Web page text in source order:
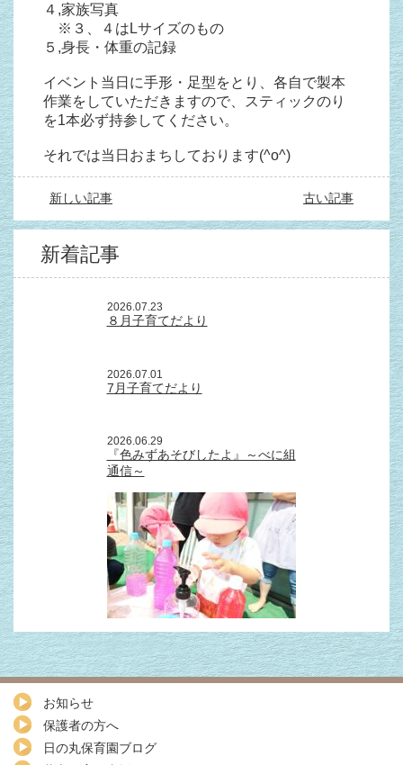
４,家族写真
※３、４はLサイズのもの
５,身長・体重の記録
イベント当日に手形・足型をとり、各自で製本
作業をしていただきますので、スティックのり
を1本必ず持参してください。
それでは当日おまちしております(^o^)
新しい記事 古い記事
新着記事
2026.07.23
８月子育てだより
2026.07.01
7月子育てだより
2026.06.29
『色みずあそびしたよ』～べに組
通信～
お知らせ
保護者の方へ
日の丸保育園ブログ